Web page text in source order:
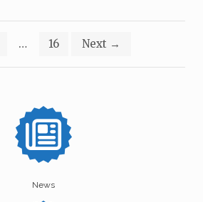
… 16 Next →
News